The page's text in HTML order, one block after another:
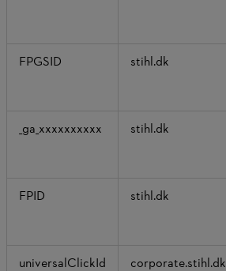
FPGSID stihl.dk
_ga_xxxxxxxxxx stihl.dk
FPID stihl.dk
universalClickId corporate.stihl.dk